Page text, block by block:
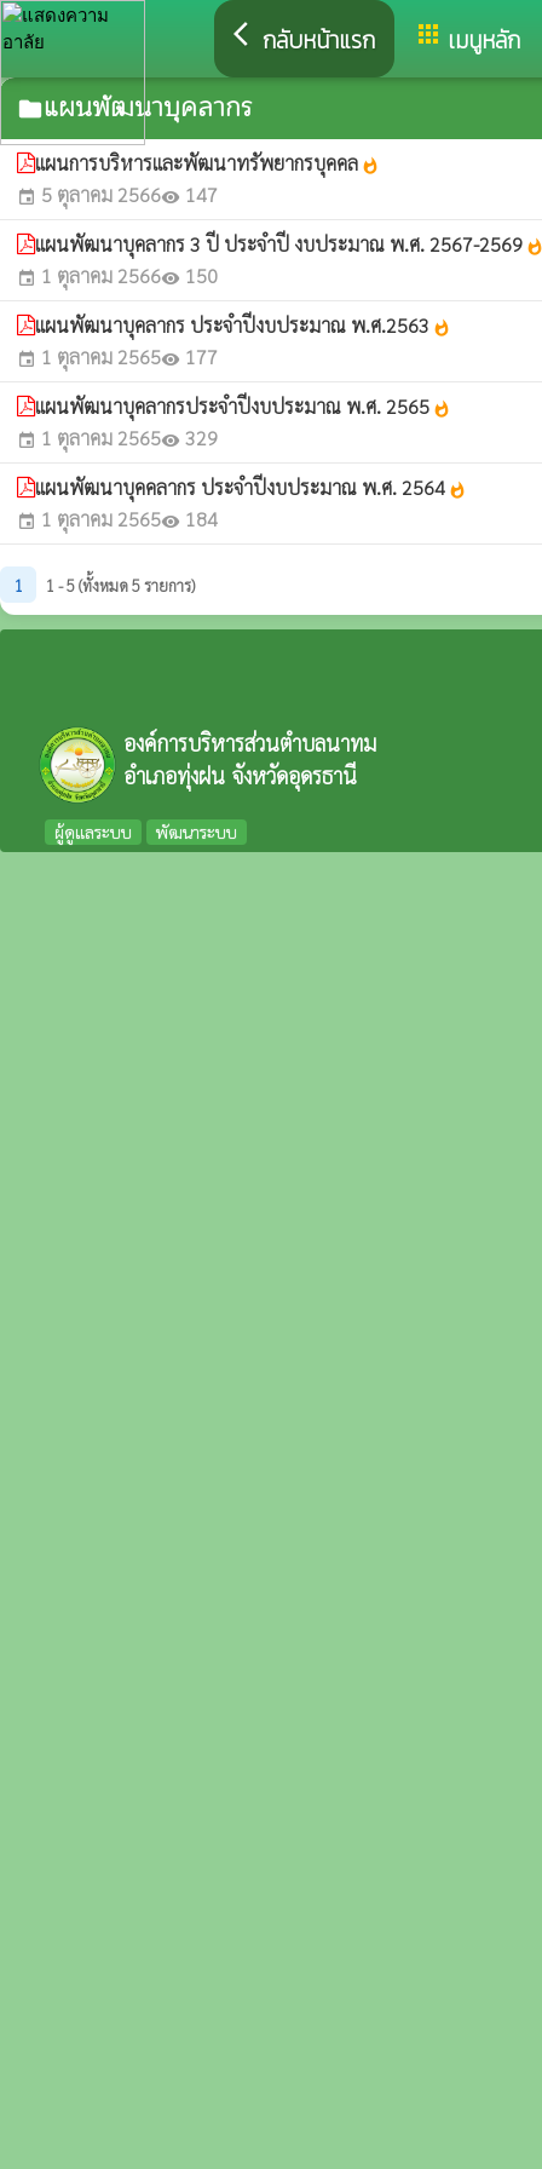
arrow_back_ios กลับหน้าแรก apps เมนูหลัก
folderแผนพัฒนาบุคลากร
แผนการบริหารและพัฒนาทรัพยากรบุคคล whatshot
event 5 ตุลาคม 2566visibility 147
แผนพัฒนาบุคลากร 3 ปี ประจำปี งบประมาณ พ.ศ. 2567-2569
event 1 ตุลาคม 2566visibility 150
แผนพัฒนาบุคลากร ประจำปีงบประมาณ พ.ศ.2563 whatshot
event 1 ตุลาคม 2565visibility 177
แผนพัฒนาบุคลากรประจำปีงบประมาณ พ.ศ. 2565 whatshot
event 1 ตุลาคม 2565visibility 329
แผนพัฒนาบุคคลากร ประจำปีงบประมาณ พ.ศ. 2564 whatshot
event 1 ตุลาคม 2565visibility 184
1 1 - 5 (ทั้งหมด 5 รายการ)
องค์การบริหารส่วนตำบลนาทม
อำเภอทุ่งฝน จังหวัดอุดรธานี
ผู้ดูแลระบบ พัฒนาระบบ